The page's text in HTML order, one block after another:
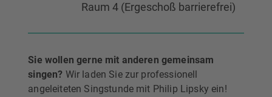
Raum 4 (Ergeschoß barrierefrei)
Sie wollen gerne mit anderen gemeinsam
singen? Wir laden Sie zur professionell
angeleiteten Singstunde mit Philip Lipsky ein!